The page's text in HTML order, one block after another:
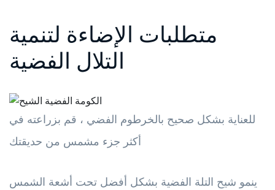
متطلبات الإضاءة لتنمية
التلال الفضية
للعناية بشكل صحيح بالخرطوم الفضي ، قم بزراعته في
أكثر جزء مشمس من حديقتك
ينمو شيح التلة الفضية بشكل أفضل تحت أشعة الشمس